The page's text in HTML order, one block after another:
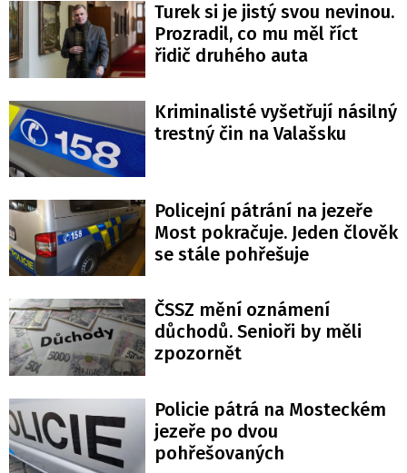
Turek si je jistý svou nevinou.
Prozradil, co mu měl říct
řidič druhého auta
Kriminalisté vyšetřují násilný
trestný čin na Valašsku
Policejní pátrání na jezeře
Most pokračuje. Jeden člověk
se stále pohřešuje
ČSSZ mění oznámení
důchodů. Senioři by měli
zpozornět
Policie pátrá na Mosteckém
jezeře po dvou
pohřešovaných